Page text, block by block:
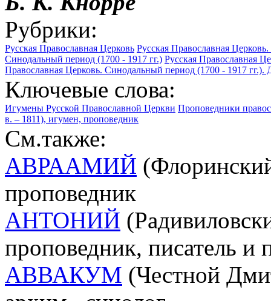
Рубрики:
Русская Православная Церковь Русская Православная
Синодальный период (1700 - 1917 гг.) Русская Православная
Православная Церковь. Синодальный период (1700 - 1917 гг.).
Ключевые слова:
Игумены Русской Православной Церкви Проповедники
в. – 1811), игумен, проповедник
См.также:
АВРААМИЙ
проповедник
АНТОНИЙ
проповедник, писатель и
АВВАКУМ (Честной